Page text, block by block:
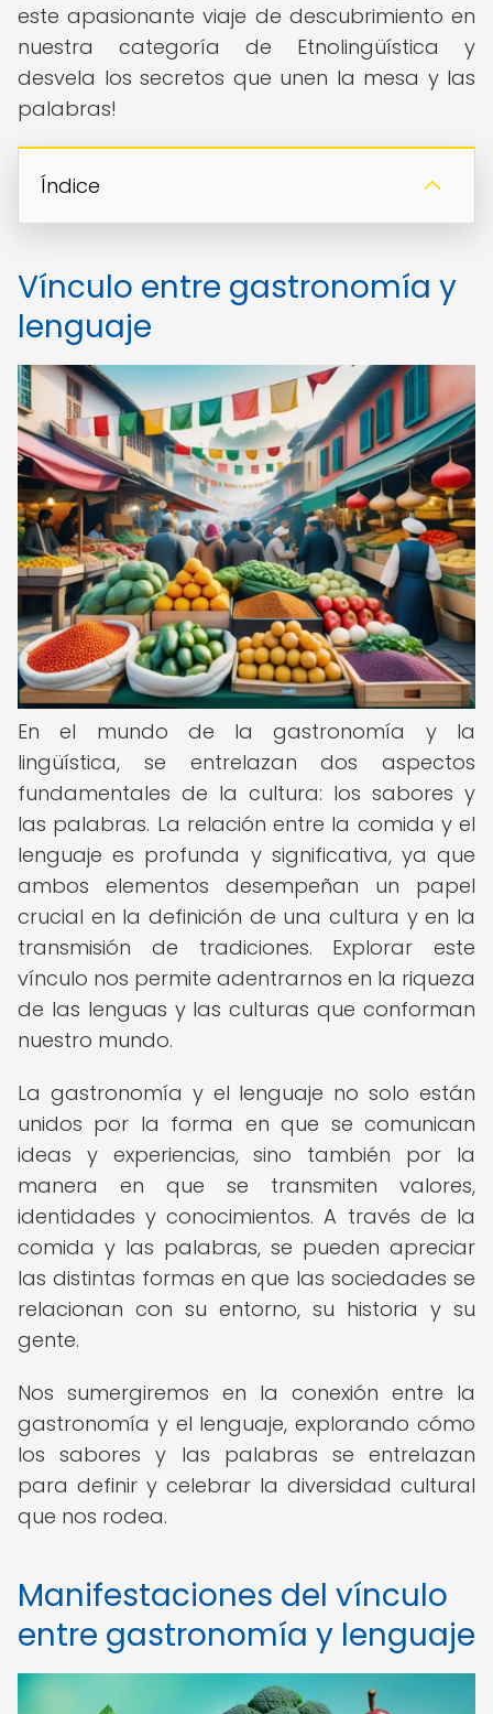
este apasionante viaje de descubrimiento en
nuestra categoría de Etnolingüística y
desvela los secretos que unen la mesa y las
palabras!
Índice
Vínculo entre gastronomía y
lenguaje
En el mundo de la gastronomía y la
lingüística, se entrelazan dos aspectos
fundamentales de la cultura: los sabores y
las palabras. La relación entre la comida y el
lenguaje es profunda y significativa, ya que
ambos elementos desempeñan un papel
crucial en la definición de una cultura y en la
transmisión de tradiciones. Explorar este
vínculo nos permite adentrarnos en la riqueza
de las lenguas y las culturas que conforman
nuestro mundo.
La gastronomía y el lenguaje no solo están
unidos por la forma en que se comunican
ideas y experiencias, sino también por la
manera en que se transmiten valores,
identidades y conocimientos. A través de la
comida y las palabras, se pueden apreciar
las distintas formas en que las sociedades se
relacionan con su entorno, su historia y su
gente.
Nos sumergiremos en la conexión entre la
gastronomía y el lenguaje, explorando cómo
los sabores y las palabras se entrelazan
para definir y celebrar la diversidad cultural
que nos rodea.
Manifestaciones del vínculo
entre gastronomía y lenguaje